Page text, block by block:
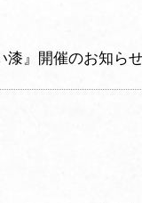
漆』開催のお知ら